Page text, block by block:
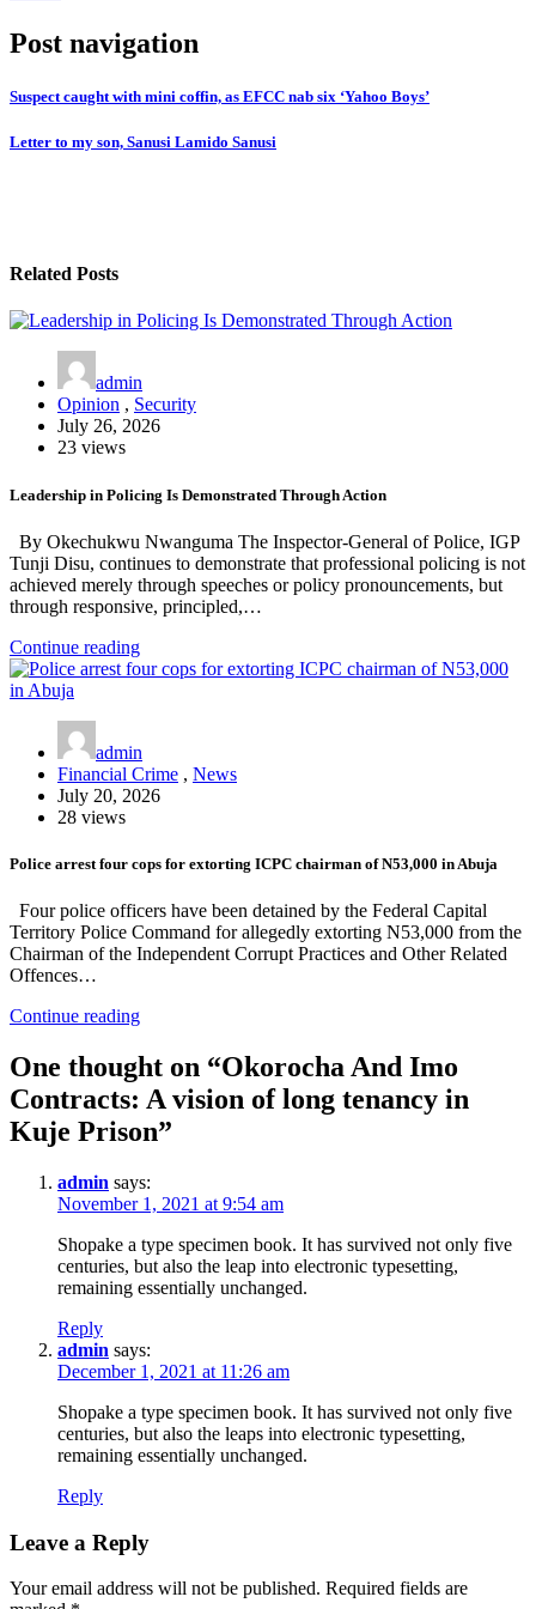
Post navigation
Suspect caught with mini coffin, as EFCC nab six ‘Yahoo Boys’
Letter to my son, Sanusi Lamido Sanusi
Related Posts
admin
Opinion , Security
July 26, 2026
23 views
Leadership in Policing Is Demonstrated Through Action
By Okechukwu Nwanguma The Inspector-General of Police, IGP
Tunji Disu, continues to demonstrate that professional policing is not
achieved merely through speeches or policy pronouncements, but
through responsive, principled,…
Continue reading
admin
Financial Crime , News
July 20, 2026
28 views
Police arrest four cops for extorting ICPC chairman of N53,000 in Abuja
Four police officers have been detained by the Federal Capital
Territory Police Command for allegedly extorting N53,000 from the
Chairman of the Independent Corrupt Practices and Other Related
Offences…
Continue reading
One thought on “Okorocha And Imo
Contracts: A vision of long tenancy in
Kuje Prison”
admin says:
November 1, 2021 at 9:54 am
Shopake a type specimen book. It has survived not only five
centuries, but also the leap into electronic typesetting,
remaining essentially unchanged.
Reply
admin says:
December 1, 2021 at 11:26 am
Shopake a type specimen book. It has survived not only five
centuries, but also the leaps into electronic typesetting,
remaining essentially unchanged.
Reply
Leave a Reply
Your email address will not be published. Required fields are